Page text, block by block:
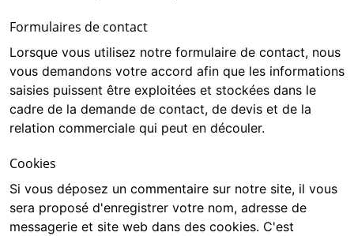
Formulaires de contact
Lorsque vous utilisez notre formulaire de contact, nous
vous demandons votre accord afin que les informations
saisies puissent être exploitées et stockées dans le
cadre de la demande de contact, de devis et de la
relation commerciale qui peut en découler.
Cookies
Si vous déposez un commentaire sur notre site, il vous
sera proposé d'enregistrer votre nom, adresse de
messagerie et site web dans des cookies. C'est